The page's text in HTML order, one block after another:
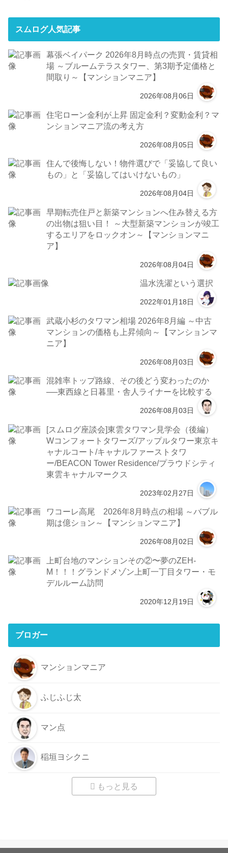
スムログ人気記事
幕張ベイパーク 2026年8月時点の売買・賃貸相
場 ～ブルームテラスタワー、第3期予定価格と
間取り～【マンションマニア】
2026年08月06日
住宅ローン金利が上昇 固定金利？変動金利？マ
ンションマニア流の考え方
2026年08月05日
住んで後悔しない！物件選びで「妥協して良い
もの」と「妥協してはいけないもの」
2026年08月04日
早期転売住戸と新築マンションへ住み替える方
の出物は狙い目！ ～大型新築マンションが竣工
するエリアをロックオン～【マンションマニ
ア】
2026年08月04日
温水洗濯という選択
2022年01月18日
武蔵小杉のタワマン相場 2026年8月編 ～中古
マンションの価格も上昇傾向～【マンションマ
ニア】
2026年08月03日
混雑率トップ路線、その後どう変わったのか
──東西線と日暮里・舎人ライナーを比較する
2026年08月03日
[スムログ座談会]東雲タワマン見学会（後編）
Wコンフォートタワーズ/アップルタワー東京キ
ャナルコート/キャナルファーストタワ
ー/BEACON Tower Residence/プラウドシティ
東雲キャナルマークス
2023年02月27日
ワコーレ高尾 2026年8月時点の相場 ～バブル
期は億ション～【マンションマニア】
2026年08月02日
上町台地のマンションその②〜夢のZEH-
M！！！グランドメゾン上町一丁目タワー・モ
デルルーム訪問
2020年12月19日
ブロガー
マンションマニア
ふじふじ太
マン点
稲垣ヨシクニ
もっと見る